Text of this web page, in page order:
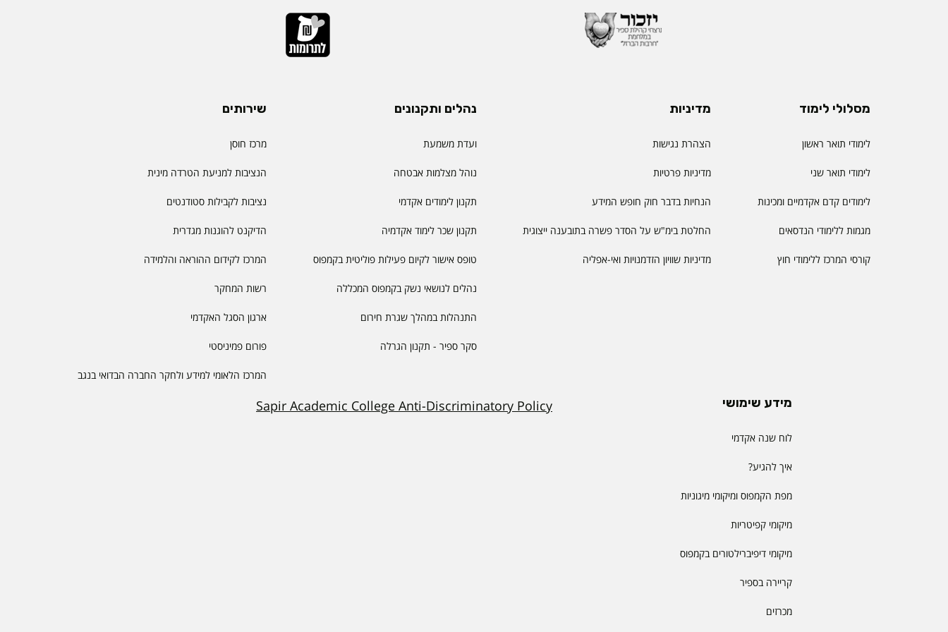
מסלולי לימוד
לימודי תואר ראשון
לימודי תואר שני
לימודים קדם אקדמיים ומכינות
מגמות ללימודי הנדסאים
קורסי המרכז ללימודי חוץ
מדיניות
הצהרת נגישות
מדיניות פרטיות
הנחיות בדבר חוק חופש המידע
החלטת בימ"ש על הסדר פשרה בתובענה ייצוגית
מדיניות שוויון הזדמנויות ואי-אפליה
נהלים ותקנונים
ועדת משמעת
נוהל מצלמות אבטחה
תקנון לימודים אקדמי
תקנון שכר לימוד אקדמיה
טופס אישור לקיום פעילות פוליטית בקמפוס
נהלים לנושאי נשק בקמפוס המכללה
התנהלות במהלך שגרת חירום
סקר ספיר - תקנון הגרלה
שירותים
מרכז חוסן
הנציבות למניעת הטרדה מינית
נציבות לקבילות סטודנטים
הדיקנט להוגנות מגדרית
המרכז לקידום ההוראה והלמידה
רשות המחקר
ארגון הסגל האקדמי
פורום פמיניסטי
המרכז הלאומי למידע ולחקר החברה הבדואי בנגב
מידע שימושי
לוח שנה אקדמי
איך להגיע?
מפת הקמפוס ומיקומי מיגוניות
מיקומי קפיטריות
מיקומי דיפיברילטורים בקמפוס
קריירה בספיר
מכרזים
Sapir Academic College Anti-Discriminatory Policy